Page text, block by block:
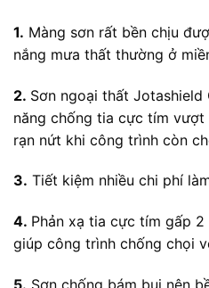
1. Màng sơn rất bền chịu
nắng mưa thất thường ở
2. Sơn ngoại thất Jotashield
năng chống tia cực tím
rạn nứt khi công trình còn
3. Tiết kiệm nhiều chi phí
4. Phản xạ tia cực tím gấp
giúp công trình chống chọi
5. Sơn chống bám bụi nên